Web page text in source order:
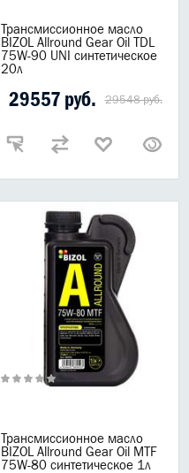
Трансмиссионное масло
BIZOL Allround Gear Oil TDL
75W-90 UNI синтетическое
20л
29557 руб. 29548 руб.
Трансмиссионное масло
BIZOL Allround Gear Oil MTF
75W-80 синтетическое 1л